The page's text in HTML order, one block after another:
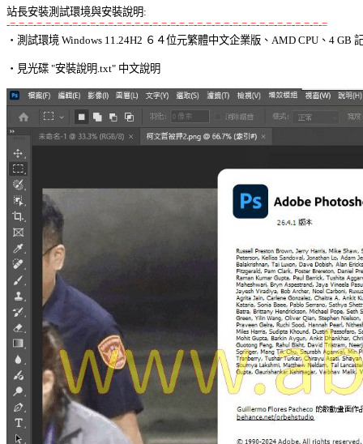
站長安裝測試環境與安裝說明:
-=-=-=-=-=-=-=-=-=-=-=-=-=-=-=-=-=-=-=-=-=-=-=-=-=-=-=-=-=-=-=-=-=-=-=-=
‧測試環境 Windows 11.24H2 ６４位元繁體中文企業版、AMD CPU、4 GB
‧見光碟 "安裝說明.txt" 中文說明